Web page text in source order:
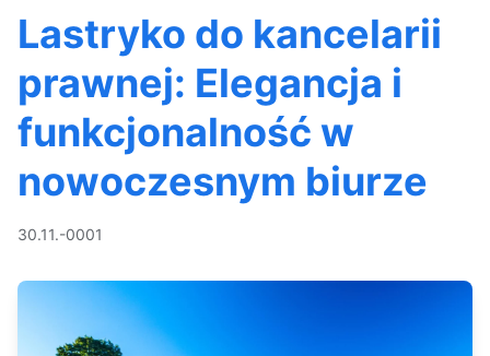
Lastryko do kancelarii
prawnej: Elegancja i
funkcjonalność w
nowoczesnym biurze
30.11.-0001